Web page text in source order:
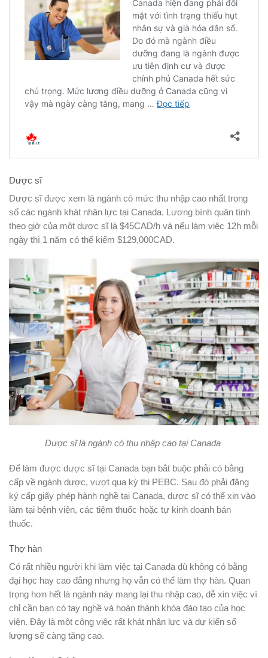
Dược sĩ
Dược sĩ được xem là ngành có mức thu nhập cao nhất trong
số các ngành khát nhân lực tại Canada. Lương bình quân tính
theo giờ của một dược sĩ là $45CAD/h và nếu làm việc 12h mỗi
ngày thì 1 năm có thể kiếm $129,000CAD.
Dược sĩ là ngành có thu nhập cao tại Canada
Để làm được dược sĩ tại Canada bạn bắt buộc phải có bằng
cấp về ngành dược, vượt qua kỳ thi PEBC. Sau đó phải đăng
ký cấp giấy phép hành nghề tại Canada, dược sĩ có thể xin vào
làm tại bệnh viện, các tiệm thuốc hoặc tự kinh doanh bán
thuốc.
Thợ hàn
Có rất nhiều người khi làm việc tại Canada dù không có bằng
đại học hay cao đẳng nhưng họ vẫn có thể làm thợ hàn. Quan
trọng hơn hết là ngành này mang lại thu nhập cao, dễ xin việc vì
chỉ cần bạn có tay nghề và hoàn thành khóa đào tạo của học
viện. Đây là một công việc rất khát nhân lực và dự kiến số
lượng sẽ càng tăng cao.